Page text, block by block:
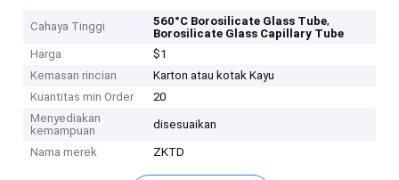
Cahaya Tinggi 560°C Borosilicate Glass Tube,
Borosilicate Glass Capillary Tube
Harga
$1
Kemasan rincian
Karton atau kotak Kayu
Kuantitas min Order
20
Menyediakan
kemampuan
disesuaikan
Nama merek ZKTD